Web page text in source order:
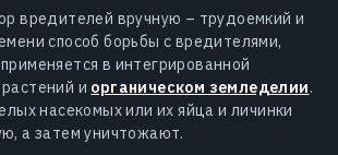
вредителей вручную – трудоемкий и
способ борьбы с вредителями,
в интегрированной
и органическом земледелии.
насекомых или их яйца и личинки
а затем уничтожают.